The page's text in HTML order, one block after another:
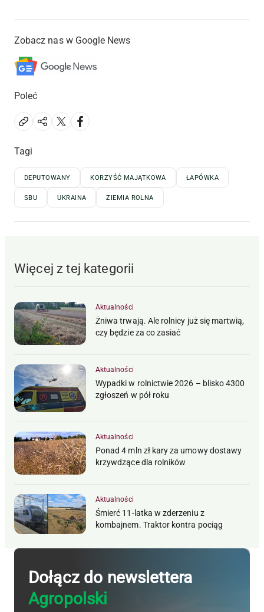
Zobacz nas w Google News
Poleć
Tagi
DEPUTOWANY KORZYŚĆ MAJĄTKOWA ŁAPÓWKA
SBU UKRAINA ZIEMIA ROLNA
Więcej z tej kategorii
Aktualności
Żniwa trwają. Ale rolnicy już się martwią,
czy będzie za co zasiać
Aktualności
Wypadki w rolnictwie 2026 – blisko 4300
zgłoszeń w pół roku
Aktualności
Ponad 4 mln zł kary za umowy dostawy
krzywdzące dla rolników
Aktualności
Śmierć 11-latka w zderzeniu z
kombajnem. Traktor kontra pociąg
Dołącz do newslettera
Agropolski